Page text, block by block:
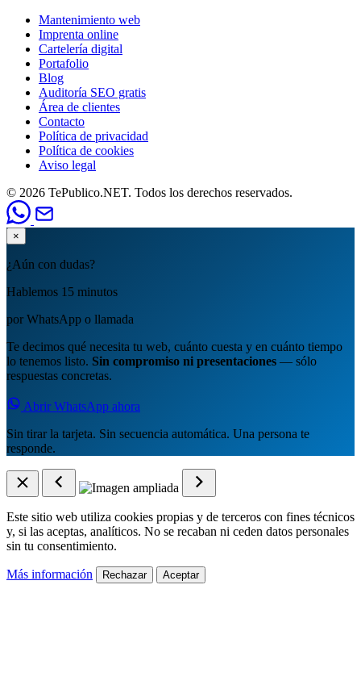
Mantenimiento web
Imprenta online
Cartelería digital
Portafolio
Blog
Auditoría SEO gratis
Área de clientes
Contacto
Política de privacidad
Política de cookies
Aviso legal
© 2026 TePublico.NET. Todos los derechos reservados.
×
¿Aún con dudas?
Hablemos 15 minutos
por WhatsApp o llamada
Te decimos qué necesita tu web, cuánto cuesta y en cuánto tiempo
lo tenemos listo. Sin compromiso ni presentaciones — sólo
respuestas concretas.
Abrir WhatsApp ahora
Sin tirar la tarjeta. Sin secuencia automática. Una persona te
responde.
Este sitio web utiliza cookies propias y de terceros con fines técnicos
y, si las aceptas, analíticos. No se recaban ni ceden datos personales
sin tu consentimiento.
Más información Rechazar Aceptar